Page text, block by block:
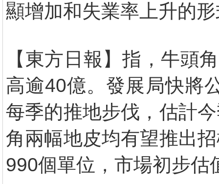
顯增加和失業率上升的
【東方日報】指，牛頭
高逾40億。發展局快將
每季的推地步伐，估計
角兩幅地皮均有望推出
990個單位，市場初步估